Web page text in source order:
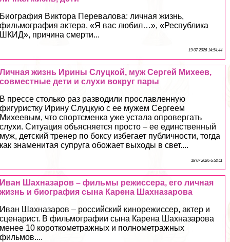
Биография Виктора Перевалова: личная жизнь,
фильмография актера, «Я вас любил…», «Республика
ШКИД», причина cмepти...
19 07 2026 14:54:44
Личная жизнь Ирины Слуцкой, муж Сергeй Михеев,
совместные дети и слухи вокруг пары
В прессе столько раз разводили прославленную
фигуристку Ирину Слуцкую с ее мужем Сергеем
Михеевым, что спортсменка уже устала опровергать
слухи. Ситуация объясняется просто – ее единственный
муж, детский тренер по боксу избегает публичности, тогда
как знаменитая супруга обожает выходы в свет....
18 07 2026 6:52:11
Иван Шахназаров – фильмы режиссера, его личная
жизнь и биография сына Карена Шахназарова
Иван Шахназаров – российский кинорежиссер, актер и
сценарист. В фильмографии сына Карена Шахназарова
менее 10 короткометражных и полнометражных
фильмов....